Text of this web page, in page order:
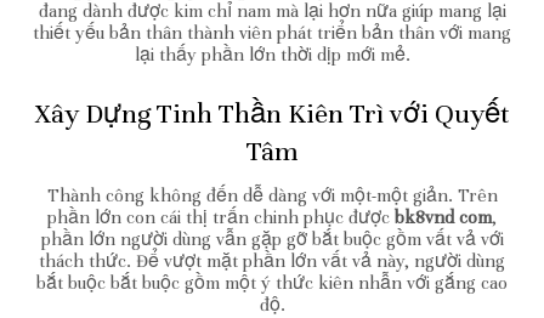
đang dành được kim chỉ nam mà lại hơn nữa giúp mang lại
thiết yếu bản thân thành viên phát triển bản thân với mang
lại thấy phần lớn thời dịp mới mẻ.
Xây Dựng Tinh Thần Kiên Trì với Quyết
Tâm
Thành công không đến dễ dàng với một-một giản. Trên
phần lớn con cái thị trấn chinh phục được bk8vnd com,
phần lớn người dùng vẫn gặp gỡ bắt buộc gồm vất vả với
thách thức. Để vượt mặt phần lớn vất vả này, người dùng
bắt buộc bắt buộc gồm một ý thức kiên nhẫn với gắng cao
độ.